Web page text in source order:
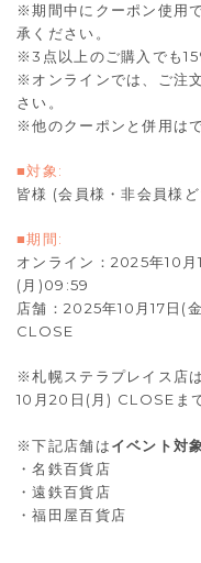
※期間中にクーポン使用
承ください。
※3点以上のご購入でも
※オンラインでは、ご注
さい。
※他のクーポンと併用は
■対象:
皆様 (会員様・非会員様
■期間:
オンライン：2025年10
(月)09:59
店舗：2025年10月17日(
CLOSE
※札幌ステラプレイス店
10月20日(月) CLOSEま
※下記店舗はイベント対
・名鉄百貨店
・遠鉄百貨店
・福田屋百貨店